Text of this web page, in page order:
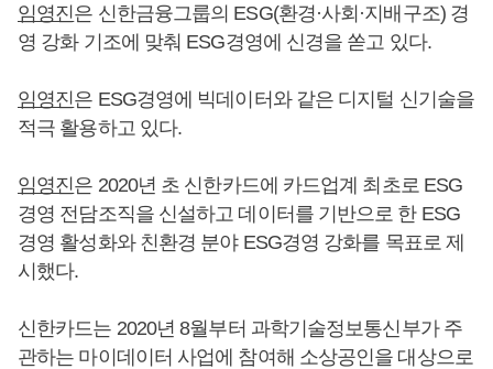
임영진은 신한금융그룹의 ESG(환경·사회·지배구조) 경
영 강화 기조에 맞춰 ESG경영에 신경을 쏟고 있다.
임영진은 ESG경영에 빅데이터와 같은 디지털 신기술을
적극 활용하고 있다.
임영진은 2020년 초 신한카드에 카드업계 최초로 ESG
경영 전담조직을 신설하고 데이터를 기반으로 한 ESG
경영 활성화와 친환경 분야 ESG경영 강화를 목표로 제
시했다.
신한카드는 2020년 8월부터 과학기술정보통신부가 주
관하는 마이데이터 사업에 참여해 소상공인을 대상으로